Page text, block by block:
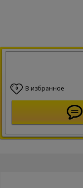
0 В избранное